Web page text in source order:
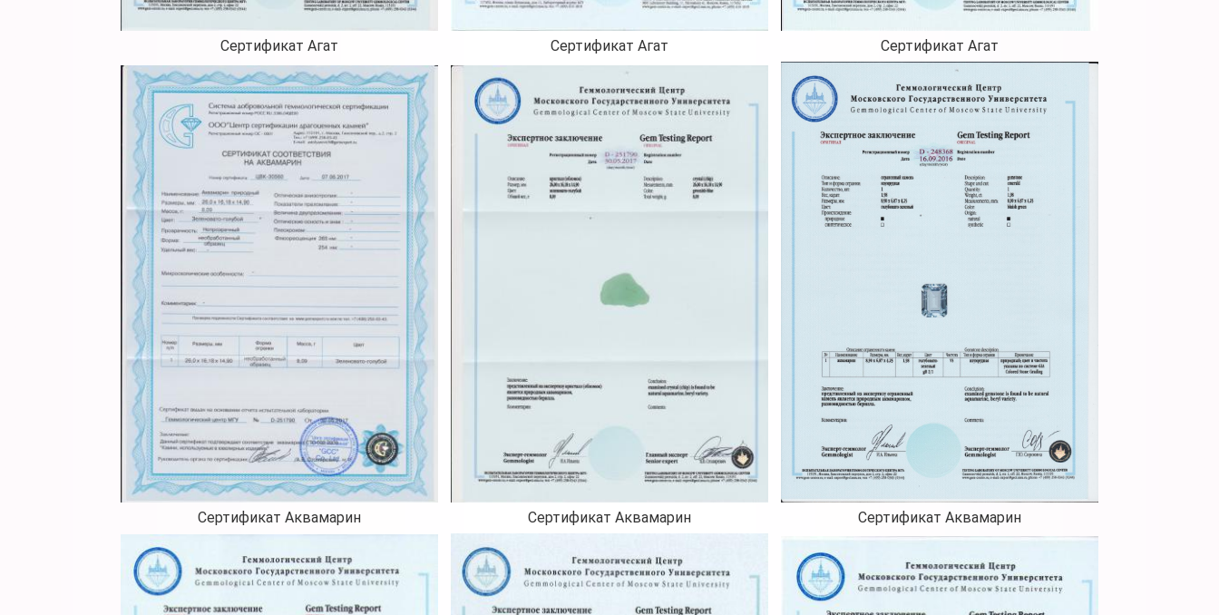
Сертификат Агат Сертификат Агат Сертификат Агат
Сертификат Аквамарин Сертификат Аквамарин Сертификат Аквамарин